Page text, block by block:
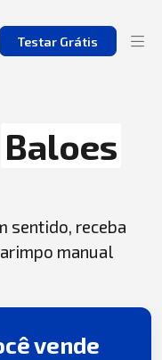
Testar Grátis
Baloes
sentido, receba
manual
vende